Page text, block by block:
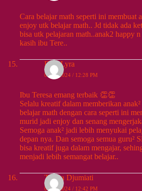
Cara belajar math seperti ini membuat
enjoy utk belajar math.. Jd tidak ada
bisa utk pelajaran math..anak2 happy
kasih ibu Tere..
Eva_Lyra
09/13/2024 / 12:28 PM
Ibu Teresa emang terbaik 👏👏
Selalu kreatif dalam memberikan
belajar math dengan cara seperti ini
murid jadi enjoy dan senang
Semoga anak² jadi lebih menyukai
depan nya. Dan semoga semua guru²
bisa kreatif juga dalam mengajar,
menjadi lebih semangat belajar..
Teresa Djumiati
09/13/2024 / 12:42 PM